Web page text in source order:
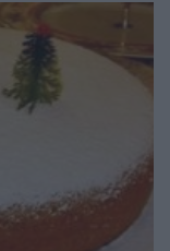
1HD). Οι